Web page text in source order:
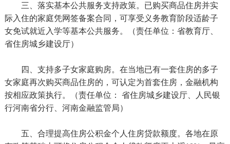
三、落实基本公共服务支持政策。已购买商品住房并实
际入住的家庭凭网签备案合同，可享受义务教育阶段适龄子
女免试就近入学等基本公共服务。（责任单位：省教育厅、
省住房城乡建设厅）
四、支持多子女家庭购房。在当地已有一套住房的多子
女家庭再次购买商品住房的，可认定为首套住房，金融机构
按相应政策执行。（责任单位： 省住房城乡建设厅、人民银
行河南省分行、河南金融监管局）
五、合理提高住房公积金个人住房贷款额度。各地在原